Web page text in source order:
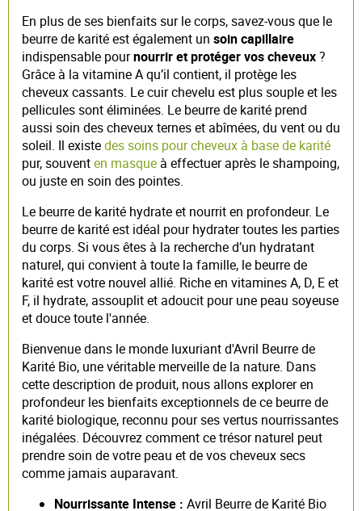
En plus de ses bienfaits sur le corps, savez-vous que le
beurre de karité est également un soin capillaire
indispensable pournourrir et protéger vos cheveux?
Grâce à la vitamine A qu’il contient, il protège les
cheveux cassants. Le cuir chevelu est plus souple et les
pellicules sont éliminées. Le beurre de karité prend
aussi soin des cheveux ternes et abîmées, du vent ou du
soleil. Il existedes soins pour cheveux à base de karité
pur, souventen masque à effectuer après le shampoing,
ou juste en soin des pointes.
Le beurre de karité hydrate et nourrit en profondeur. Le
beurre de karité est idéal pour hydrater toutes les parties
du corps. Si vous êtes à la recherche d’un hydratant
naturel, qui convient à toute la famille, le beurre de
karité est votre nouvel allié. Riche en vitamines A, D, E et
F, il hydrate, assouplit et adoucit pour une peau soyeuse
et douce toute l'année.
Bienvenue dans le monde luxuriant d'Avril Beurre de
Karité Bio, une véritable merveille de la nature. Dans
cette description de produit, nous allons explorer en
profondeur les bienfaits exceptionnels de ce beurre de
karité biologique, reconnu pour ses vertus nourrissantes
inégalées. Découvrez comment ce trésor naturel peut
prendre soin de votre peau et de vos cheveux secs
comme jamais auparavant.
Nourrissante Intense : Avril Beurre de Karité Bio